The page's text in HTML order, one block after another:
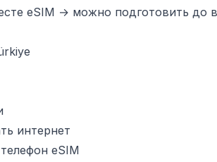
eSIM → можно подготовить до
интернет
eSIM